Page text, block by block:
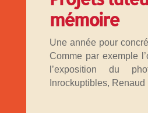
mémoire
Une année pour
Comme par exemple
l’exposition du
Inrockuptibles, Renaud